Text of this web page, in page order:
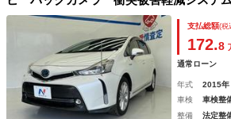
ズ パワーシート ドラレコ スマート
ビルトインＥＴＣ 純正１７インチア
ートエアコン
支払総額(税
172.8
通常ローン
年式 2015年
車検
車検整
整備
法定整